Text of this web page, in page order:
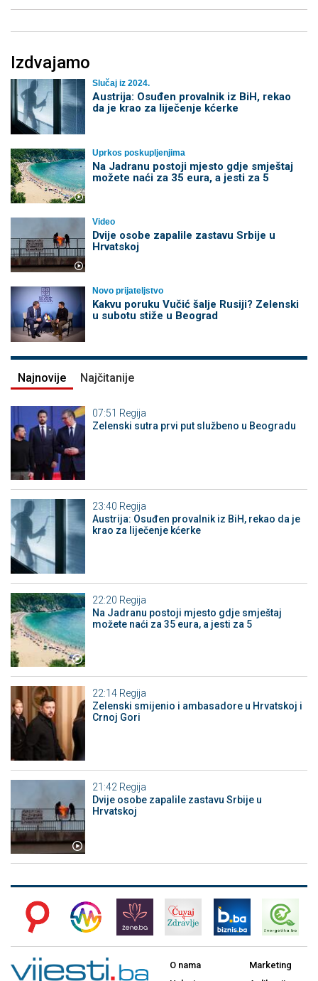
Izdvajamo
Slučaj iz 2024.
Austrija: Osuđen provalnik iz BiH, rekao
da je krao za liječenje kćerke
Uprkos poskupljenjima
Na Jadranu postoji mjesto gdje smještaj
možete naći za 35 eura, a jesti za 5
Video
Dvije osobe zapalile zastavu Srbije u
Hrvatskoj
Novo prijateljstvo
Kakvu poruku Vučić šalje Rusiji? Zelenski
u subotu stiže u Beograd
Najnovije Najčitanije
07:51 Regija
Zelenski sutra prvi put službeno u Beogradu
23:40 Regija
Austrija: Osuđen provalnik iz BiH, rekao da je
krao za liječenje kćerke
22:20 Regija
Na Jadranu postoji mjesto gdje smještaj
možete naći za 35 eura, a jesti za 5
22:14 Regija
Zelenski smijenio i ambasadore u Hrvatskoj i
Crnoj Gori
21:42 Regija
Dvije osobe zapalile zastavu Srbije u
Hrvatskoj
O nama
Marketing